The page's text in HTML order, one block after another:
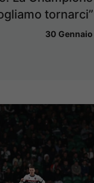
tornarci”
30